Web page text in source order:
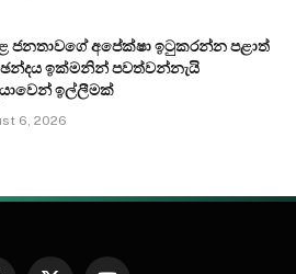
ජනතාවගේ අපේක්ෂා ඉටුකරන්න පළාත්
ඡන්දය ඉක්මනින් පවත්වන්නැයි
ඉල්ලීමක්
6, 2026